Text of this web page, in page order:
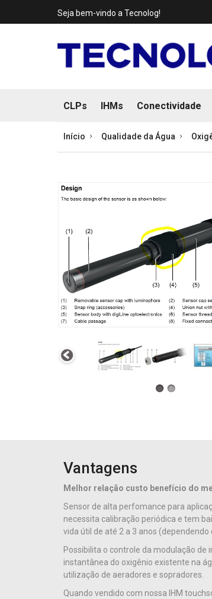
Seja bem-vindo a Tecnolog!
CLPs IHMs Conectividade
Início Qualidade da Água
Vantagens
Melhor relação custo benefício do
Sensor de alta perfomance para
necessita calibração periódica e tem
vida útil de até 2 a 3 anos
Possibilita o controle da modulação
instantânea do oxigênio existente na
utilização de aeradores e sopradores.
Quando vendido com nossa IHM